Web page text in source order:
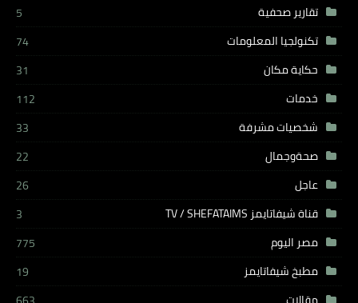
تقارير صحفية
5
تكنولجيا المعلومات
74
حكاية مكان
31
خدمات
112
شخصيات مشرفة
33
صحةوجمال
22
عاجل
26
قناة شيفاتايمز TV / SHEFATAIMS
3
مصر اليوم
775
مطبخ شيفاتايمز
19